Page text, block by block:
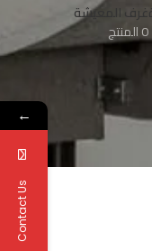
غرف المعيشة
0 المنتج
←
Contact Us